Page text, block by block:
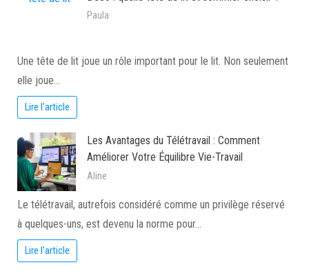
Paula
Une tête de lit joue un rôle important pour le lit. Non seulement
elle joue…
Lire l'article
Les Avantages du Télétravail : Comment
Améliorer Votre Équilibre Vie-Travail
Aline
Le télétravail, autrefois considéré comme un privilège réservé
à quelques-uns, est devenu la norme pour…
Lire l'article